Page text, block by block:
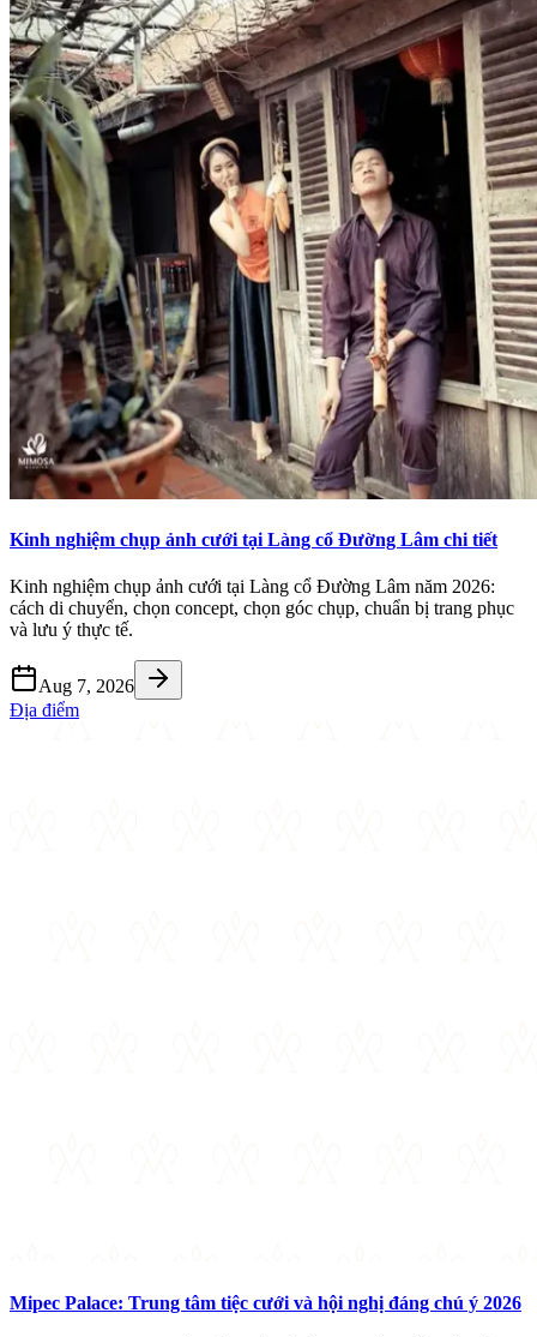
Kinh nghiệm chụp ảnh cưới tại Làng cổ Đường Lâm chi tiết
Kinh nghiệm chụp ảnh cưới tại Làng cổ Đường Lâm năm 2026:
cách di chuyển, chọn concept, chọn góc chụp, chuẩn bị trang phục
và lưu ý thực tế.
Aug 7, 2026
Địa điểm
Mipec Palace: Trung tâm tiệc cưới và hội nghị đáng chú ý 2026